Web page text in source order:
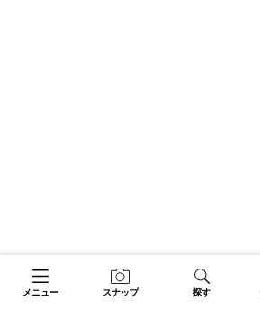
メニュー スナップ 探す